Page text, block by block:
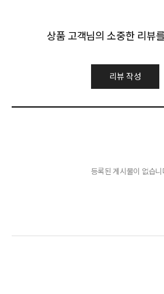
상품 고객님의 소중한 리뷰
리뷰 작성
등록된 게시물이 없습니